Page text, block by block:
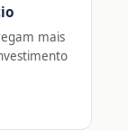
mais